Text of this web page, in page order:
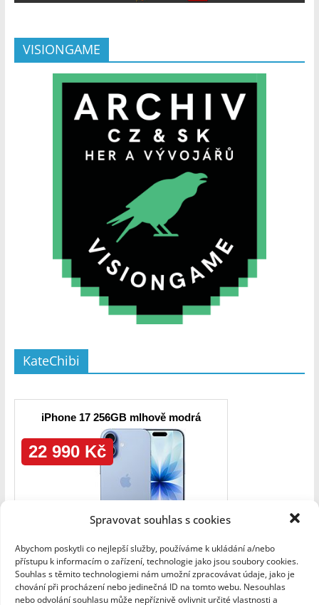
Spravovat souhlas s cookies
Abychom poskytli co nejlepší služby, používáme k ukládání a/nebo
přístupu k informacím o zařízení, technologie jako jsou soubory cookies.
Souhlas s těmito technologiemi nám umožní zpracovávat údaje, jako je
chování při procházení nebo jedinečná ID na tomto webu. Nesouhlas
nebo odvolání souhlasu může nepříznivě ovlivnit určité vlastnosti a
VISIONGAME
KateChibi